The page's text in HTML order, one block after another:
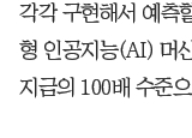
각각 구현해서 예측
형 인공지능(AI) 머
지금의 100배 수준